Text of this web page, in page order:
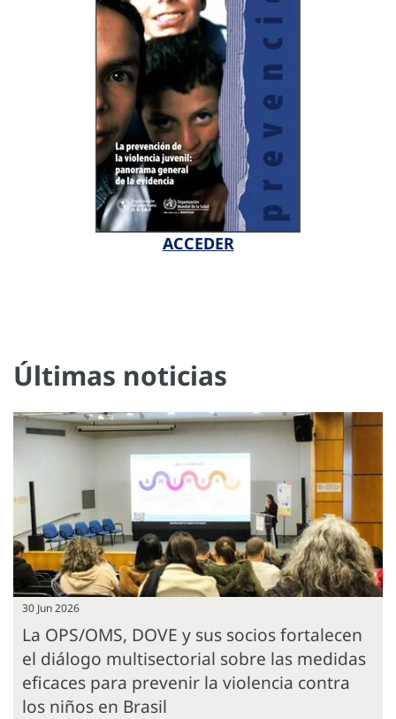
ACCEDER
Últimas noticias
30 Jun 2026
La OPS/OMS, DOVE y sus socios fortalecen
el diálogo multisectorial sobre las medidas
eficaces para prevenir la violencia contra
los niños en Brasil